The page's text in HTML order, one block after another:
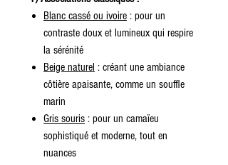
Blanc cassé ou ivoire : pour un
contraste doux et lumineux qui respire
la sérénité
Beige naturel : créant une ambiance
côtière apaisante, comme un souffle
marin
Gris souris : pour un camaïeu
sophistiqué et moderne, tout en
nuances